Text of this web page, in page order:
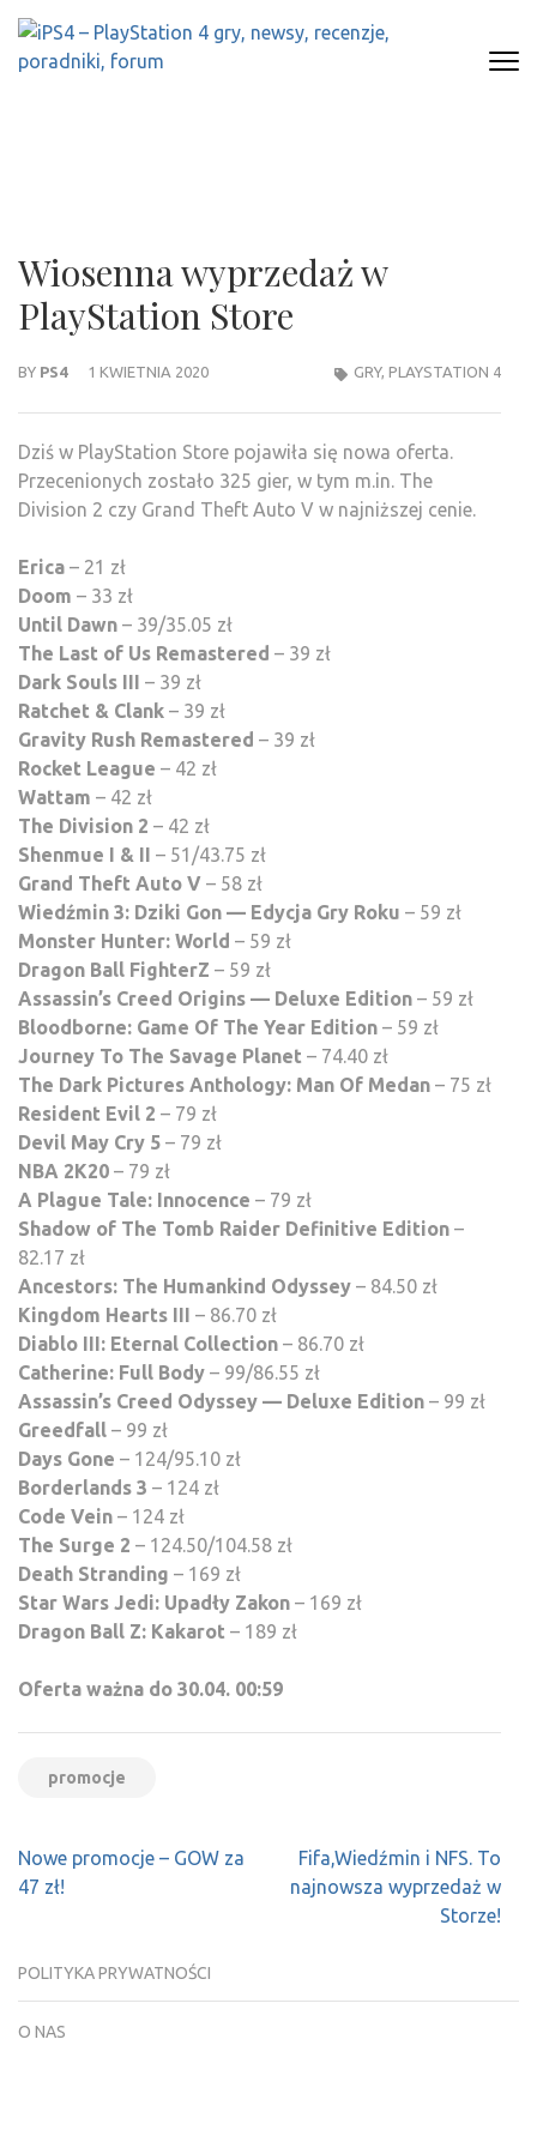
Skip
content
Wiosenna wyprzedaż w
PlayStation Store
BY PS4 1 KWIETNIA 2020 GRY, PLAYSTATION 4
Dziś w PlayStation Store pojawiła się nowa oferta.
Przecenionych zostało 325 gier, w tym m.in. The
Division 2 czy Grand Theft Auto V w najniższej cenie.
Erica – 21 zł
Doom – 33 zł
Until Dawn – 39/35.05 zł
The Last of Us Remastered – 39 zł
Dark Souls III – 39 zł
Ratchet & Clank – 39 zł
Gravity Rush Remastered – 39 zł
Rocket League – 42 zł
Wattam – 42 zł
The Division 2 – 42 zł
Shenmue I & II – 51/43.75 zł
Grand Theft Auto V – 58 zł
Wiedźmin 3: Dziki Gon — Edycja Gry Roku – 59 zł
Monster Hunter: World – 59 zł
Dragon Ball FighterZ – 59 zł
Assassin’s Creed Origins — Deluxe Edition – 59 zł
Bloodborne: Game Of The Year Edition – 59 zł
Journey To The Savage Planet – 74.40 zł
The Dark Pictures Anthology: Man Of Medan – 75 zł
Resident Evil 2 – 79 zł
Devil May Cry 5 – 79 zł
NBA 2K20 – 79 zł
A Plague Tale: Innocence – 79 zł
Shadow of The Tomb Raider Definitive Edition –
82.17 zł
Ancestors: The Humankind Odyssey – 84.50 zł
Kingdom Hearts III – 86.70 zł
Diablo III: Eternal Collection – 86.70 zł
Catherine: Full Body – 99/86.55 zł
Assassin’s Creed Odyssey — Deluxe Edition – 99 zł
Greedfall – 99 zł
Days Gone – 124/95.10 zł
Borderlands 3 – 124 zł
Code Vein – 124 zł
The Surge 2 – 124.50/104.58 zł
Death Stranding – 169 zł
Star Wars Jedi: Upadły Zakon – 169 zł
Dragon Ball Z: Kakarot – 189 zł
Oferta ważna do 30.04. 00:59
promocje
Nawigacja
wpisu
Nowe promocje – GOW za
47 zł!
Fifa,Wiedźmin i NFS. To
najnowsza wyprzedaż w
Storze!
POLITYKA PRYWATNOŚCI
O NAS